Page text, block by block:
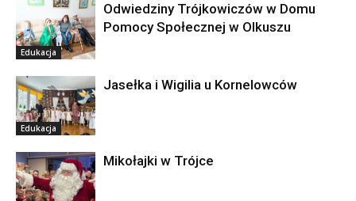
Edukacja
Odwiedziny Trójkowiczów w Domu
Pomocy Społecznej w Olkuszu
Edukacja
Jasełka i Wigilia u Kornelowców
Mikołajki w Trójce